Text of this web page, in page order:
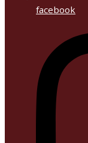
facebook